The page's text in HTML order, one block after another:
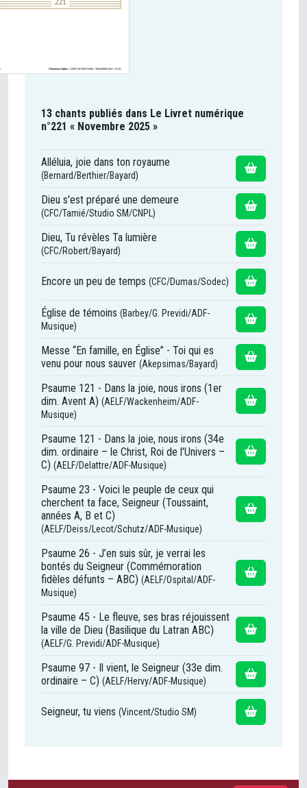
13 chants publiés dans Le Livret numérique
n°221 « Novembre 2025 »
Alléluia, joie dans ton royaume
(Bernard/Berthier/Bayard)
Dieu s'est préparé une demeure
(CFC/Tamié/Studio SM/CNPL)
Dieu, Tu révèles Ta lumière
(CFC/Robert/Bayard)
Encore un peu de temps (CFC/Dumas/Sodec)
Église de témoins (Barbey/G. Previdi/ADF-
Musique)
Messe “En famille, en Église” - Toi qui es
venu pour nous sauver (Akepsimas/Bayard)
Psaume 121 - Dans la joie, nous irons (1er
dim. Avent A) (AELF/Wackenheim/ADF-
Musique)
Psaume 121 - Dans la joie, nous irons (34e
dim. ordinaire – le Christ, Roi de l'Univers –
C) (AELF/Delattre/ADF-Musique)
Psaume 23 - Voici le peuple de ceux qui
cherchent ta face, Seigneur (Toussaint,
années A, B et C)
(AELF/Deiss/Lecot/Schutz/ADF-Musique)
Psaume 26 - J’en suis sûr, je verrai les
bontés du Seigneur (Commémoration
fidèles défunts – ABC) (AELF/Ospital/ADF-
Musique)
Psaume 45 - Le fleuve, ses bras réjouissent
la ville de Dieu (Basilique du Latran ABC)
(AELF/G. Previdi/ADF-Musique)
Psaume 97 - Il vient, le Seigneur (33e dim.
ordinaire – C) (AELF/Hervy/ADF-Musique)
Seigneur, tu viens (Vincent/Studio SM)